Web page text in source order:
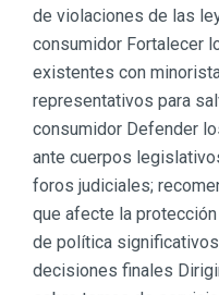
de violaciones de las
consumidor Fortalecer
existentes con
representativos para
consumidor Defender
ante cuerpos
foros judiciales;
que afecte la
de política
decisiones finales